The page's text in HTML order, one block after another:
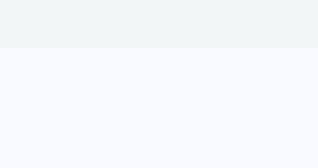
en garantissant la conformité avec